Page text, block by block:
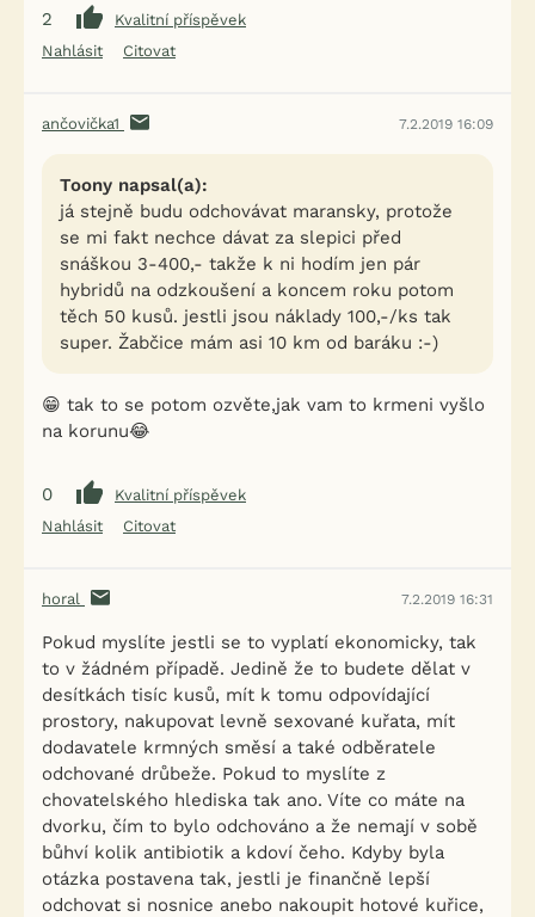
2
Kvalitní příspěvek
Nahlásit
Citovat
ančovička1 7.2.2019 16:09
Toony napsal(a):
já stejně budu odchovávat maransky, protože
se mi fakt nechce dávat za slepici před
snáškou 3-400,- takže k ni hodím jen pár
hybridů na odzkoušení a koncem roku potom
těch 50 kusů. jestli jsou náklady 100,-/ks tak
super. Žabčice mám asi 10 km od baráku :-)
😁 tak to se potom ozvěte,jak vam to krmeni vyšlo
na korunu😂
0
Kvalitní příspěvek
Nahlásit
Citovat
horal 7.2.2019 16:31
Pokud myslíte jestli se to vyplatí ekonomicky, tak
to v žádném případě. Jedině že to budete dělat v
desítkách tisíc kusů, mít k tomu odpovídající
prostory, nakupovat levně sexované kuřata, mít
dodavatele krmných směsí a také odběratele
odchované drůbeže. Pokud to myslíte z
chovatelského hlediska tak ano. Víte co máte na
dvorku, čím to bylo odchováno a že nemají v sobě
bůhví kolik antibiotik a kdoví čeho. Kdyby byla
otázka postavena tak, jestli je finančně lepší
odchovat si nosnice anebo nakoupit hotové kuřice,